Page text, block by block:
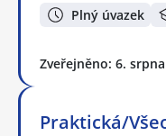
Plný úvazek
Zveřejněno: 6. srpna
Praktická/